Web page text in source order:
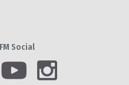
Social